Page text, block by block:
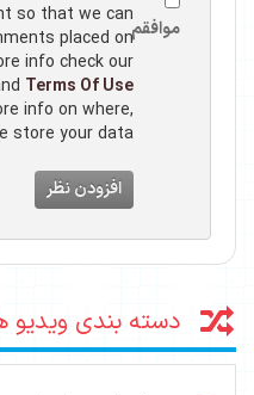
موافقم
so that we can
placed on
info check our
Terms Of Use
info on where,
store your data.
افزودن نظر
دسته بندی ویدیو